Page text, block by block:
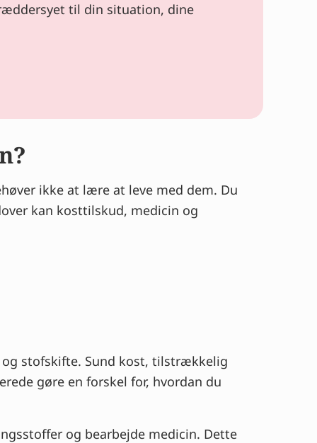
til din situation, dine
ikke at lære at leve med dem. Du
kan kosttilskud, medicin og
stofskifte. Sund kost, tilstrækkelig
gøre en forskel for, hvordan du
og bearbejde medicin. Dette